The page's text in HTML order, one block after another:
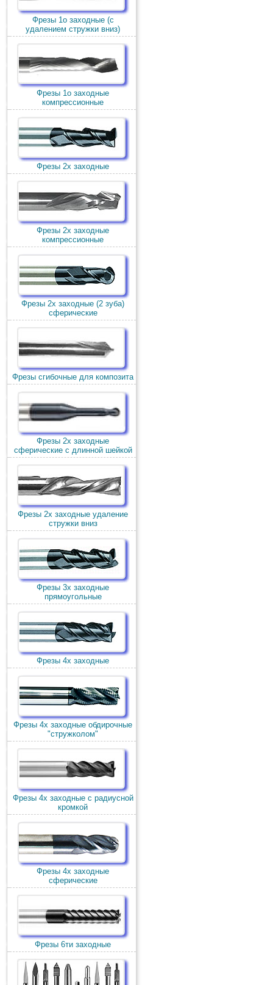
Фрезы 1о заходные (c
удалением стружки вниз)
Фрезы 1о заходные
компрессионные
Фрезы 2х заходные
Фрезы 2х заходные
компрессионные
Фрезы 2х заходные (2 зуба)
сферические
Фрезы сгибочные для композита
Фрезы 2х заходные
сферические с длинной шейкой
Фрезы 2х заходные удаление
стружки вниз
Фрезы 3х заходные
прямоугольные
Фрезы 4х заходные
Фрезы 4х заходные обдирочные
"стружколом"
Фрезы 4х заходные с радиусной
кромкой
Фрезы 4х заходные
сферические
Фрезы 6ти заходные